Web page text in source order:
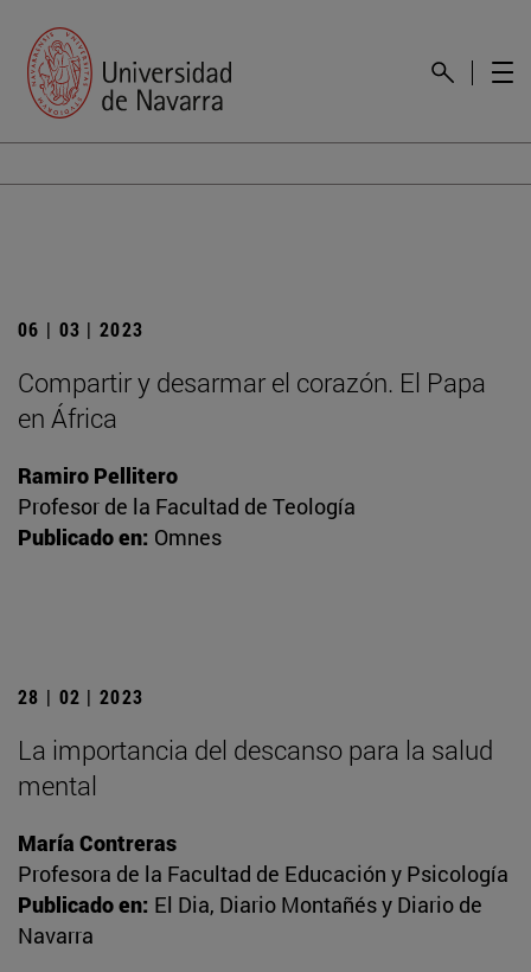
06 | 03 | 2023
Compartir y desarmar el corazón. El Papa
en África
Ramiro Pellitero
Profesor de la Facultad de Teología
Publicado en: Omnes
28 | 02 | 2023
La importancia del descanso para la salud
mental
María Contreras
Profesora de la Facultad de Educación y Psicología
Publicado en: El Dia, Diario Montañés y Diario de
Navarra